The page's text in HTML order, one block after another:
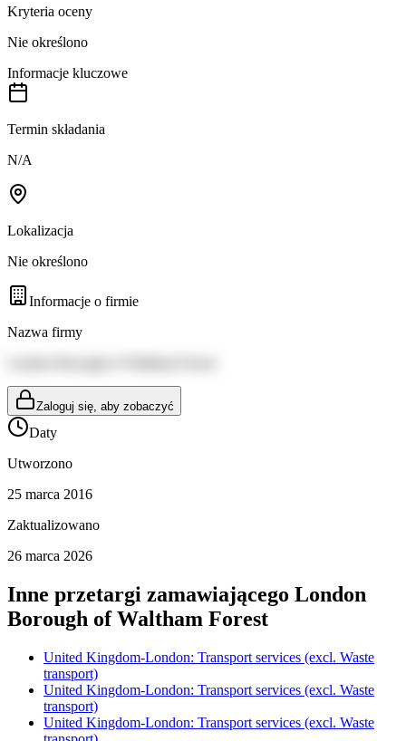
Kryteria oceny
Nie określono
Informacje kluczowe
Termin składania
N/A
Lokalizacja
Nie określono
Informacje o firmie
Nazwa firmy
Zaloguj się, aby zobaczyć
Daty
Utworzono
25 marca 2016
Zaktualizowano
26 marca 2026
Inne przetargi zamawiającego London
Borough of Waltham Forest
United Kingdom-London: Transport services (excl. Waste
transport)
United Kingdom-London: Transport services (excl. Waste
transport)
United Kingdom-London: Transport services (excl. Waste